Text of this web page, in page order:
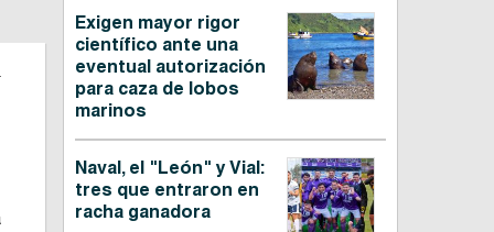
Exigen mayor rigor
científico ante una
eventual autorización
para caza de lobos
marinos
Naval, el "León" y Vial:
tres que entraron en
racha ganadora